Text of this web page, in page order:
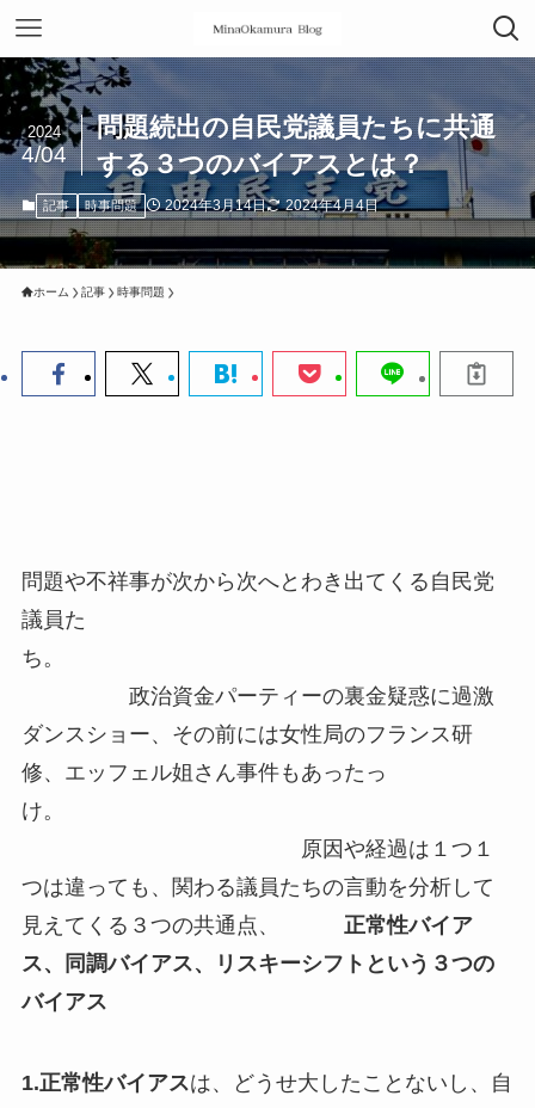
問題続出の自民党議員たちに共通
する３つのバイアスとは？
2024
4/04
記事 時事問題 2024年3月14日 2024年4月4日
ホーム 記事 時事問題
問題や不祥事が次から次へとわき出てくる自民党
議員た
ち。
政治資金パーティーの裏金疑惑に過激
ダンスショー、その前には女性局のフランス研
修、エッフェル姐さん事件もあったっ
け。
原因や経過は１つ１
つは違っても、関わる議員たちの言動を分析して
見えてくる３つの共通点、 正常性バイア
ス、同調バイアス、リスキーシフトという３つの
バイアス
1.正常性バイアスは、どうせ大したことないし、自